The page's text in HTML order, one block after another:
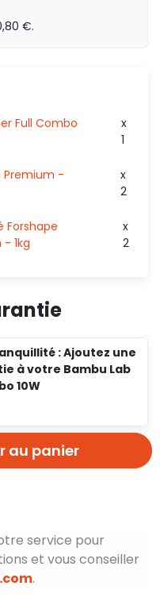
€
€
€.
Full Combo
x
1
Premium -
x
2
Forshape
1kg
x
2
: Ajoutez une
à votre Bambu Lab
10W
au panier
service pour
et vous conseiller
.